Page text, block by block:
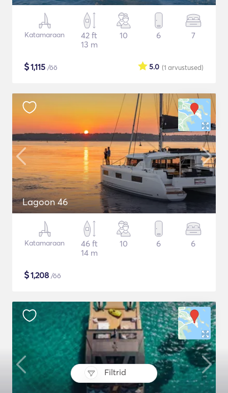
Filtrid
Katamaraan
42 ft
13 m
10 6 7
$1,115 /öö (1 arvustused)
5.0
Lagoon 46
Katamaraan
46 ft
14 m
10 6 6
$1,208 /öö